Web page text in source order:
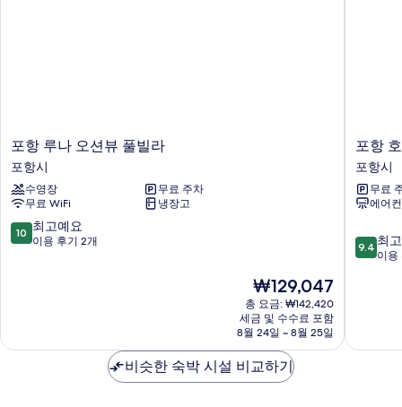
포
항
루
나
오
션
뷰
포항 루나 오션뷰 풀빌라
포항시
수영장
무료 주차
무료 WiFi
냉장고
10
점
고
10 최고예요
이용 후기 2개
현
재
요
금
₩129,047
₩129,047
총 요금: ₩142,420
세금 및 수수료 포함
8월 24일 ~ 8월 25일
포
항
호
텔
뷰
항
시
포항
포항시
무료
에어컨
10
점
최
9.4 최
이용
비슷한 숙박 시설 비교하기